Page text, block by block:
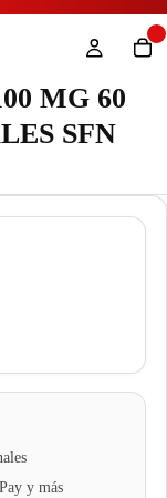
MG 60
SFN